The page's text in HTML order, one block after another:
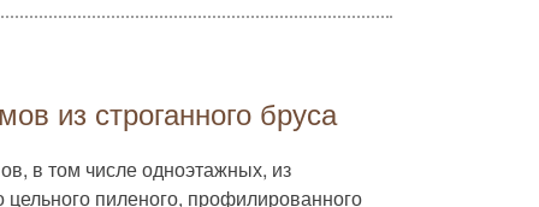
из строганного бруса
в том числе одноэтажных, из
цельного пиленого, профилированного